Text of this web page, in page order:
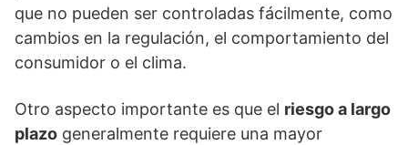
que no pueden ser controladas fácilmente, como
cambios en la regulación, el comportamiento del
consumidor o el clima.
Otro aspecto importante es que el riesgo a largo
plazo generalmente requiere una mayor